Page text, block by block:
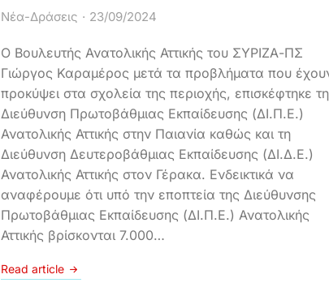
Νέα-Δράσεις 23/09/2024
Ο Βουλευτής Ανατολικής Αττικής του ΣΥΡΙΖΑ-ΠΣ
Γιώργος Καραμέρος μετά τα προβλήματα που
προκύψει στα σχολεία της περιοχής, επισκέφτηκε τη
Διεύθυνση Πρωτοβάθμιας Εκπαίδευσης (ΔΙ.Π.Ε.)
Ανατολικής Αττικής στην Παιανία καθώς και τη
Διεύθυνση Δευτεροβάθμιας Εκπαίδευσης (ΔΙ.Δ.Ε.)
Ανατολικής Αττικής στον Γέρακα. Ενδεικτικά να
αναφέρουμε ότι υπό την εποπτεία της Διεύθυνσης
Πρωτοβάθμιας Εκπαίδευσης (ΔΙ.Π.Ε.) Ανατολικής
Αττικής βρίσκονται 7.000…
Read article